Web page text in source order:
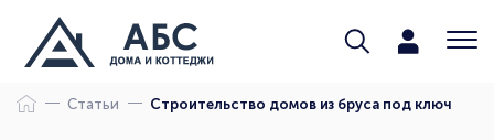
Статьи Строительство домов из бруса под ключ